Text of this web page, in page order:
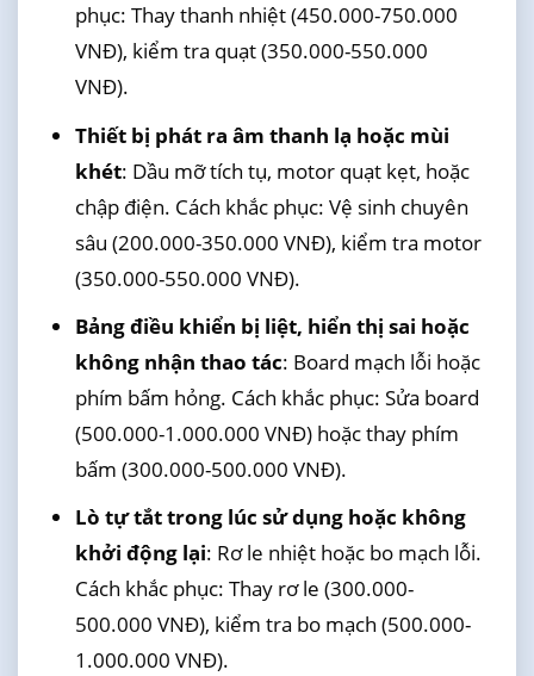
phục: Thay thanh nhiệt (450.000-750.000
VNĐ), kiểm tra quạt (350.000-550.000
VNĐ).
Thiết bị phát ra âm thanh lạ hoặc mùi
khét: Dầu mỡ tích tụ, motor quạt kẹt, hoặc
chập điện. Cách khắc phục: Vệ sinh chuyên
sâu (200.000-350.000 VNĐ), kiểm tra motor
(350.000-550.000 VNĐ).
Bảng điều khiển bị liệt, hiển thị sai hoặc
không nhận thao tác: Board mạch lỗi hoặc
phím bấm hỏng. Cách khắc phục: Sửa board
(500.000-1.000.000 VNĐ) hoặc thay phím
bấm (300.000-500.000 VNĐ).
Lò tự tắt trong lúc sử dụng hoặc không
khởi động lại: Rơ le nhiệt hoặc bo mạch lỗi.
Cách khắc phục: Thay rơ le (300.000-
500.000 VNĐ), kiểm tra bo mạch (500.000-
1.000.000 VNĐ).